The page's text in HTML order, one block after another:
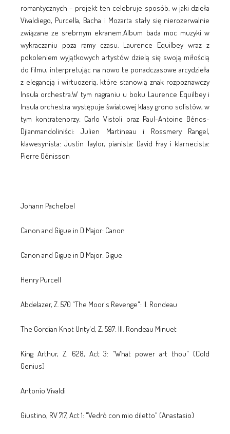
romantycznych – projekt ten celebruje sposób, w jaki dzieła
Vivaldiego, Purcella, Bacha i Mozarta stały się nierozerwalnie
związane ze srebrnym ekranem.Album bada moc muzyki w
wykraczaniu poza ramy czasu. Laurence Equilbey wraz z
pokoleniem wyjątkowych artystów dzielą się swoją miłością
do filmu, interpretując na nowo te ponadczasowe arcydzieła
z elegancją i wirtuozerią, które stanowią znak rozpoznawczy
Insula orchestra.W tym nagraniu u boku Laurence Equilbey i
Insula orchestra występuje światowej klasy grono solistów, w
tym kontratenorzy: Carlo Vistoli oraz Paul-Antoine Bénos-
Djianmandoliniści: Julien Martineau i Rossmery Rangel,
klawesynista: Justin Taylor, pianista: David Fray i klarnecista:
Pierre Génisson
Johann Pachelbel
Canon and Gigue in D Major: Canon
Canon and Gigue in D Major: Gigue
Henry Purcell
Abdelazer, Z. 570 "The Moor's Revenge": II. Rondeau
The Gordian Knot Unty'd, Z. 597: III. Rondeau Minuet
King Arthur, Z. 628, Act 3: "What power art thou" (Cold
Genius)
Antonio Vivaldi
Giustino, RV 717, Act 1: "Vedrò con mio diletto" (Anastasio)